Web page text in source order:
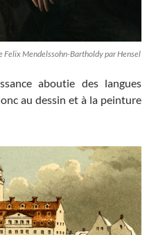
Felix Mendelssohn-Bartholdy par Hensel
aboutie des langues
au dessin et à la peinture